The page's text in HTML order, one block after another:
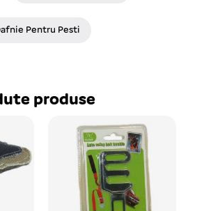
Pentru Pesti
produse